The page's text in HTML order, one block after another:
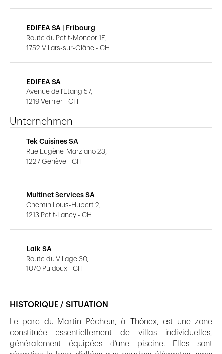
HISTORIQUE / SITUATION
Le parc du Martin Pêcheur, à Thônex, est une zone
constituée essentiellement de villas individuelles,
généralement équipées d’une piscine. Elles sont
EDIFEA SA | Fribourg
Route du Petit-Moncor 1E,
1752 Villars-sur-Glâne - CH
EDIFEA SA
Avenue de l'Etang 57,
1219 Vernier - CH
Unternehmen
Tek Cuisines SA
Rue Eugène-Marziano 23,
1227 Genève - CH
Multinet Services SA
Chemin Louis-Hubert 2,
1213 Petit-Lancy - CH
Laik SA
Route du Village 30,
1070 Puidoux - CH